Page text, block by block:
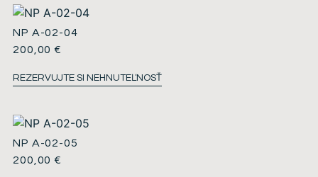
NP A-02-04
200,00€
REZERVUJTE SI NEHNUTEĽNOSŤ
NP A-02-05
200,00€